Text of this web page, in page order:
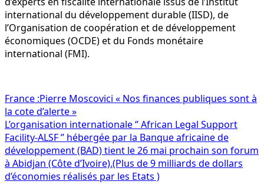
international du développement durable (IISD), de
l’Organisation de coopération et de développement
économiques (OCDE) et du Fonds monétaire
international (FMI).
Navigation
de
l’article
France :Pierre Moscovici « Nos finances publiques sont à
la cote d’alerte »
L’organisation internationale ‘’ African Legal Support
Facility-ALSF ’’ hébergée par la Banque africaine de
développement (BAD) tient le 26 mai prochain son forum
à Abidjan (Côte d’Ivoire).(Plus de 9 milliards de dollars
d’économies réalisés par les Etats )